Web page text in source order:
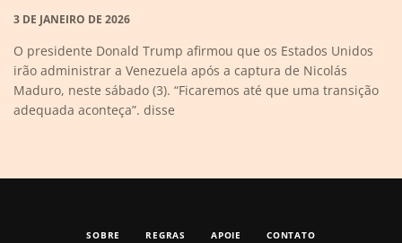
3 DE JANEIRO DE 2026
O presidente Donald Trump afirmou que os Estados Unidos
irão administrar a Venezuela após a captura de Nicolás
Maduro, neste sábado (3). “Ficaremos até que uma transição
adequada aconteça”. disse
SOBRE REGRAS APOIE CONTATO